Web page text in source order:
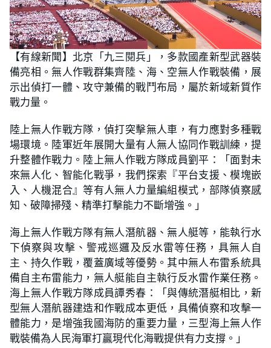
U
n
m
t
e
L
o
a
d
e
d
:
2
%
【有線新聞】北京「九三閱兵」，多款國產新型武器裝
備亮相。無人作戰群集齊陸、海、空無人作戰裝備，展
示出偵打一體、攻守兼備的戰鬥布局，屬於新域新質作
戰力量。
陸上無人作戰方隊，偵打突擊無人車，有力應對多種戰
場環境。陸軍近年展開大量有人無人協同作戰訓練，提
升整體作戰力。陸上無人作戰方隊成員劉平：「面對未
來無人化、智能化戰爭，我們探索『平台支援、模塊嵌
入、人機混合』等有人無人力量編組模式，部隊偵察感
知、破障掃殘、精準打擊能力不斷增強。」
海上無人作戰方隊有無人潛航器、無人艇等，能執行水
下偵察與攻擊、警戒巡邏及反水雷等任務，具無人自
主、持久作戰，覆蓋廣域等優勢。其中無人布雷系統具
備自主布雷能力，無人艇能自主執行反水雷作業任務。
海上無人作戰方隊成員譚秀春：「與傳統潛艇相比，新
型無人潛航器建造和作戰成本更低，具備偵察和攻擊一
體能力，是增強我國海防的重要力量，三型海上無人作
戰裝備為人民海軍打贏現代化海戰提供有力支撐。」